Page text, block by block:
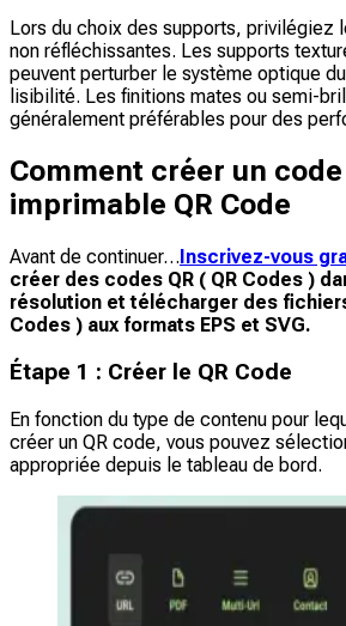
Lors du choix des supports, privilégiez
non réfléchissantes. Les supports
peuvent perturber le système optique
lisibilité. Les finitions mates ou semi-
généralement préférables pour des
Comment créer un code
imprimable QR Code
Avant de continuer… Inscrivez-vous
créer des codes QR ( QR Codes )
résolution et télécharger des
Codes ) aux formats EPS et SVG.
Étape 1 : Créer le QR Code
En fonction du type de contenu pour
créer un QR code, vous pouvez
appropriée depuis le tableau de bord.